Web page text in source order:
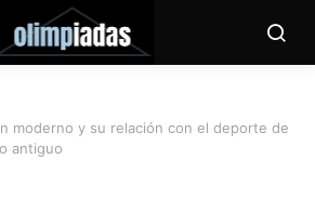
moderno y su relación con el deporte de
antiguo